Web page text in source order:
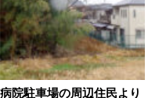
病院駐車場の周辺住民より